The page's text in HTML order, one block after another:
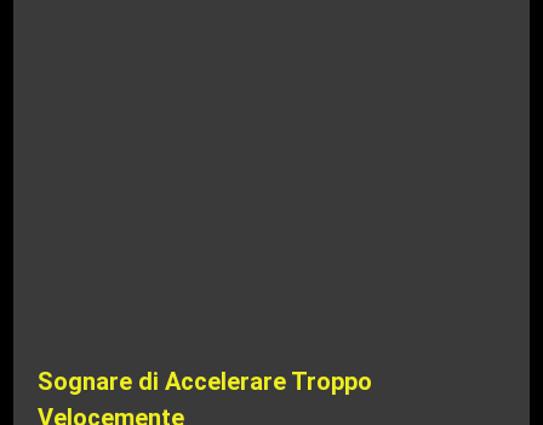
Sognare di Accelerare Troppo
Velocemente